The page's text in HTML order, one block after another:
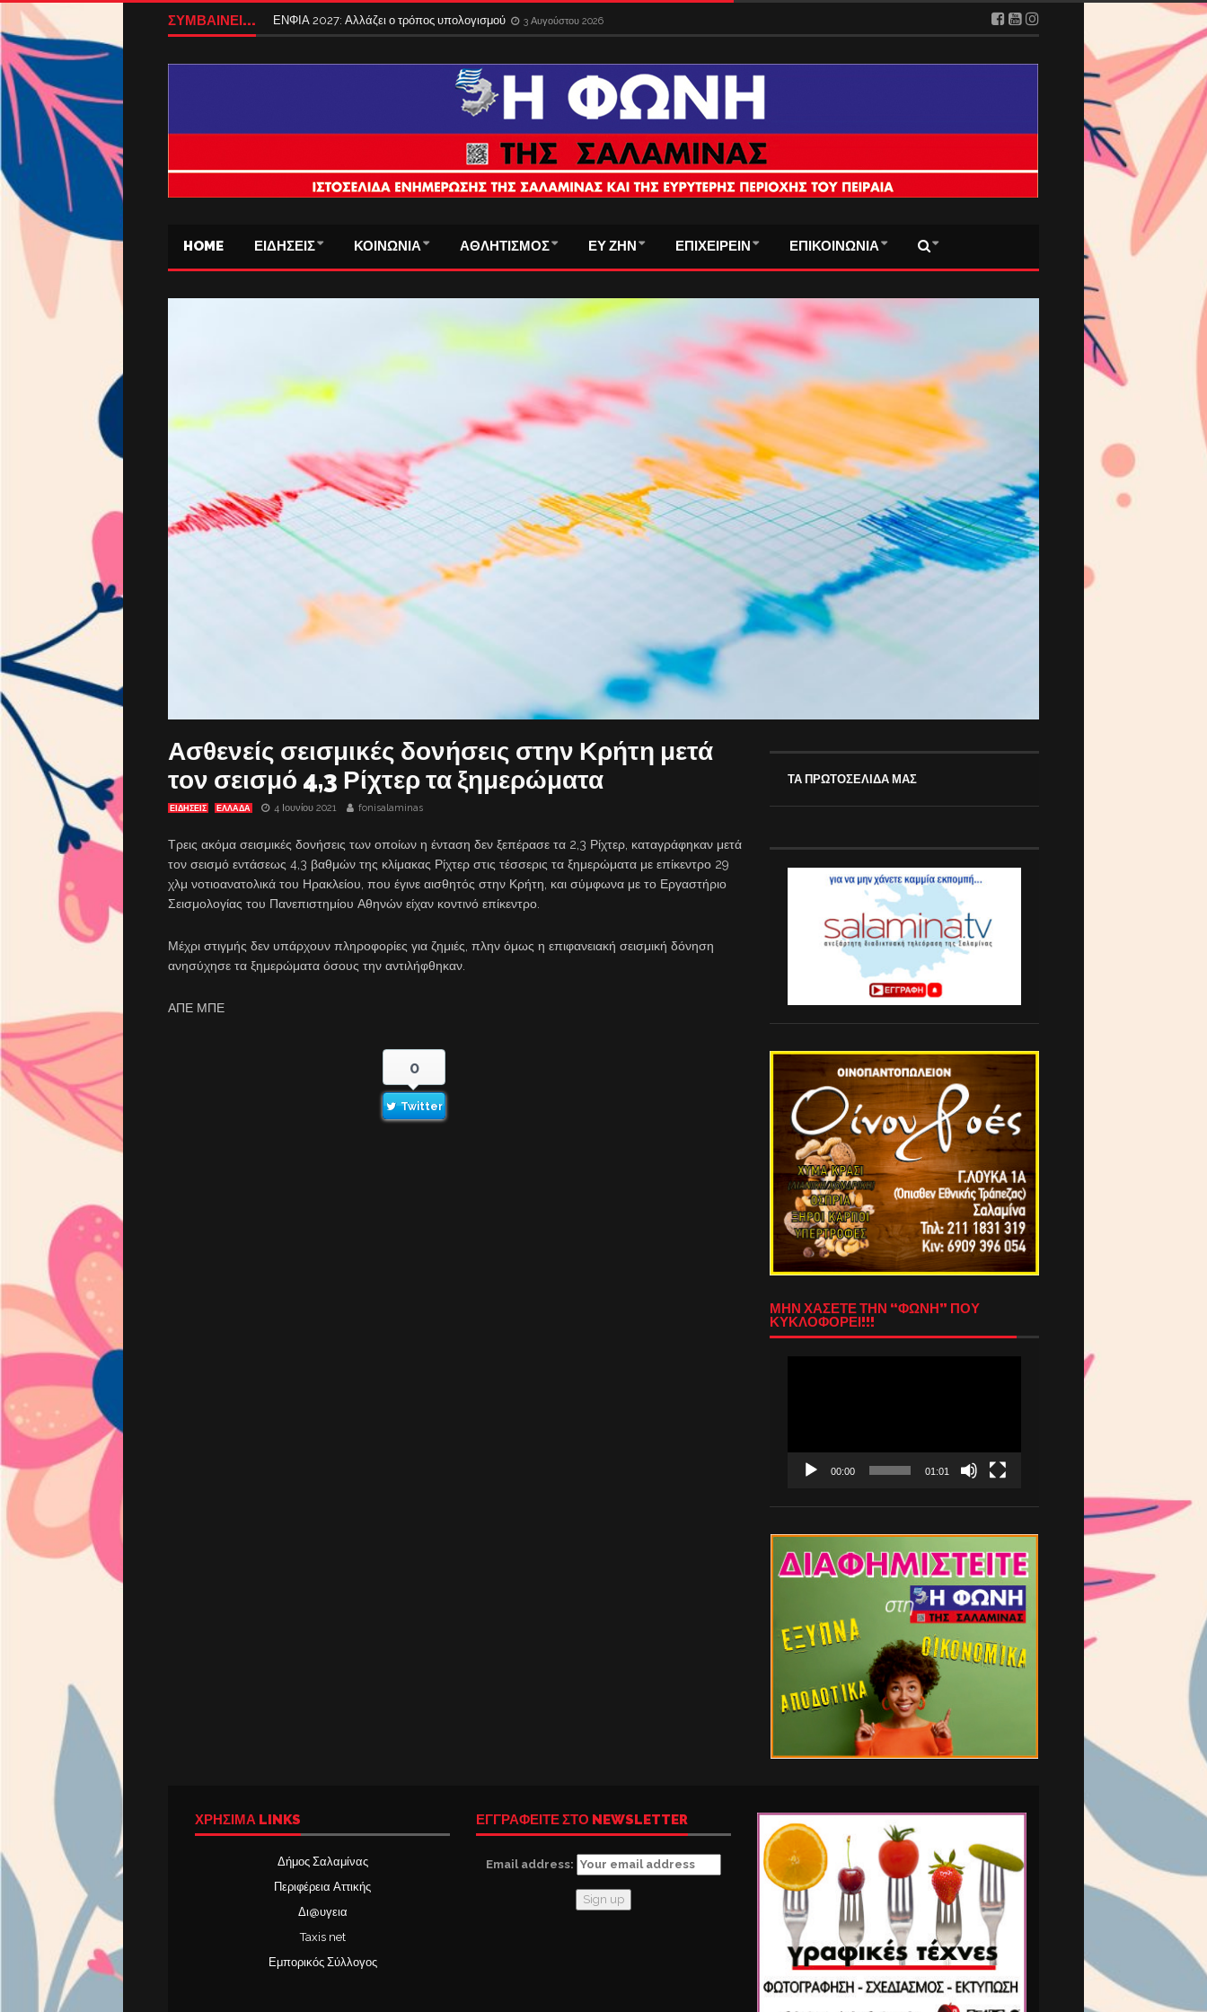
ΣΥΜΒΑΙΝΕΙ... ΕΝΦΙΑ 2027: Αλλάζει ο τρόπος υπολογισμού 3 Αυγούστου 2026
HOME ΕΙΔΗΣΕΙΣ ΚΟΙΝΩΝΙΑ ΑΘΛΗΤΙΣΜΟΣ ΕΥ ΖΗΝ ΕΠΙΧΕΙΡΕΙΝ ΕΠΙΚΟΙΝΩΝΙΑ
Ασθενείς σεισμικές δονήσεις στην Κρήτη μετά
τον σεισμό 4,3 Ρίχτερ τα ξημερώματα
ΕΙΔΗΣΕΙΣ ΕΛΛΑΔΑ 4 Ιουνίου 2021 fonisalaminas
Τρεις ακόμα σεισμικές δονήσεις των οποίων η ένταση δεν ξεπέρασε τα 2,3 Ρίχτερ, καταγράφηκαν μετά
τον σεισμό εντάσεως 4,3 βαθμών της κλίμακας Ρίχτερ στις τέσσερις τα ξημερώματα με επίκεντρο 29
χλμ νοτιοανατολικά του Ηρακλείου, που έγινε αισθητός στην Κρήτη, και σύμφωνα με το Εργαστήριο
Σεισμολογίας του Πανεπιστημίου Αθηνών είχαν κοντινό επίκεντρο.
Μέχρι στιγμής δεν υπάρχουν πληροφορίες για ζημιές, πλην όμως η επιφανειακή σεισμική δόνηση
ανησύχησε τα ξημερώματα όσους την αντιλήφθηκαν.
ΑΠΕ ΜΠΕ
0
Twitter
ΤΑ ΠΡΩΤΟΣΕΛΙΔΑ ΜΑΣ
ΜΗΝ ΧΑΣΕΤΕ ΤΗΝ “ΦΩΝΗ” ΠΟΥ
ΚΥΚΛΟΦΟΡΕΙ!!!
00:00 01:01
ΧΡΉΣΙΜΑ LINKS
Δήμος Σαλαμίνας
Περιφέρεια Αττικής
Δι@υγεια
Taxis net
Εμπορικός Σύλλογος
ΕΓΓΡΑΦΕΙΤΕ ΣΤΟ NEWSLETTER
Email address: